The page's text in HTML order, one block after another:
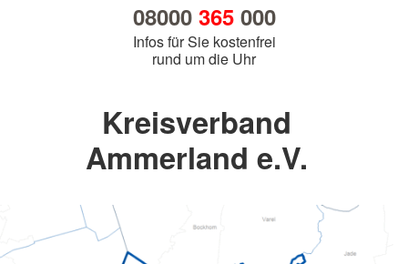
08000 365000
Infos für Sie kostenfrei
rund um die Uhr
Kreisverband
Ammerland e.V.